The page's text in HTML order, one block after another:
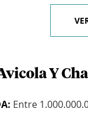
Y
Entre